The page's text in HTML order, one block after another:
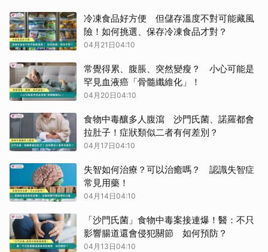
冷凍食品好方便 但儲存溫度不對可能藏風
險！如何挑選、保存冷凍食品才對？
04月21日04:10
常覺得累、腹脹、突然變瘦？ 小心可能是
罕見血液癌「骨髓纖維化」！
04月20日04:10
食物中毒釀多人腹瀉 沙門氏菌、諾羅都會
拉肚子！症狀類似二者有何差別？
04月17日04:10
失智如何治療？可以治癒嗎？ 認識失智症
常見用藥！
04月14日04:10
「沙門氏菌」食物中毒案接連爆！醫：不只
影響腸道還會侵犯關節 如何預防？
04月13日04:10